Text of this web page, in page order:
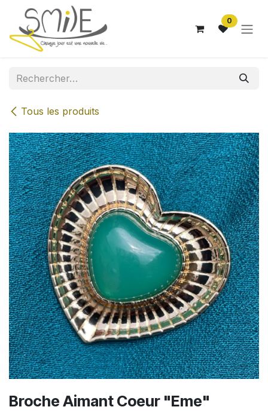
Se rendre au contenu
0
Tous les produits
Broche Aimant Coeur "Eme"